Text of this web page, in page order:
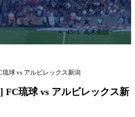
アルビレックス新潟
45+1’ 高木善朗
琉球 vs アルビレックス新潟
FC琉球 vs アルビレックス新